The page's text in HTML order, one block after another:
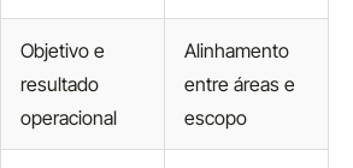
Objetivo e
resultado
operacional
Alinhamento
entre áreas e
escopo